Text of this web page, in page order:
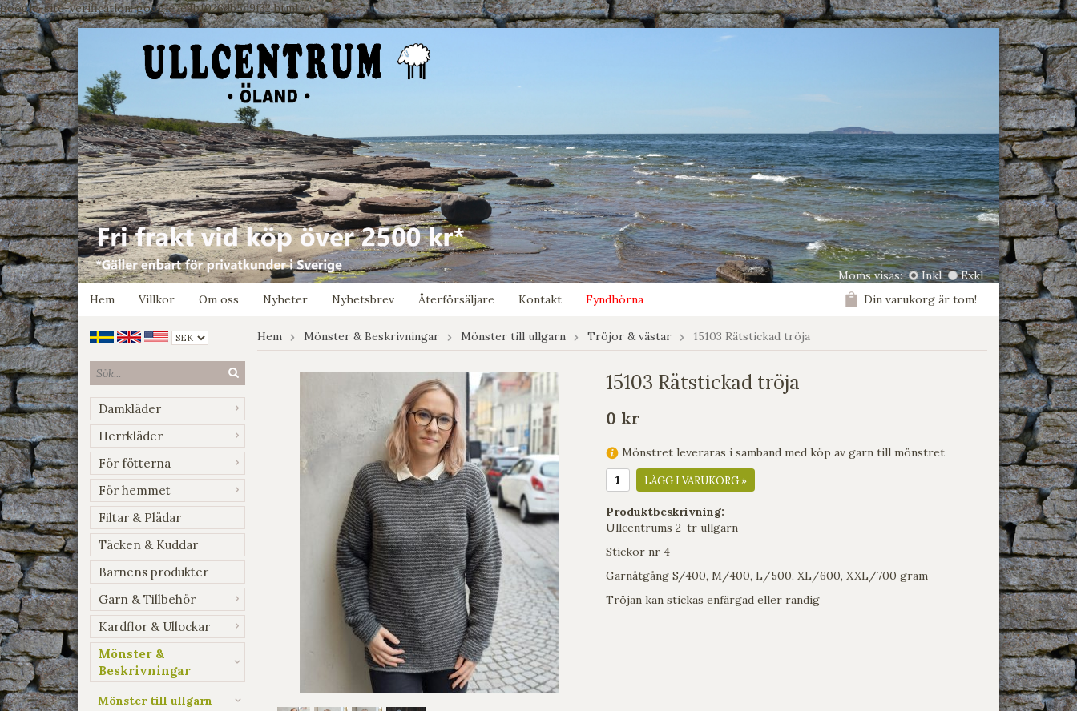
google-site-verification: google7e4b1026db5d9f32.html
Moms visas: Inkl
Exkl
Hem
Villkor Om oss Nyheter Nyhetsbrev Återförsäljare Kontakt Fyndhörna Din varukorg är tom!
Damkläder
Herrkläder
För fötterna
För hemmet
Filtar & Plädar
Täcken & Kuddar
Barnens produkter
Garn & Tillbehör
Kardflor & Ullockar
Mönster &
Beskrivningar
Mönster till ullgarn
Hem Mönster & Beskrivningar Mönster till ullgarn Tröjor & västar 15103 Rätstickad tröja
15103 Rätstickad tröja
0 kr
Mönstret leveraras i samband med köp av garn till mönstret
LÄGG I VARUKORG »
Produktbeskrivning:
Ullcentrums 2-tr ullgarn
Stickor nr 4
Garnåtgång S/400, M/400, L/500, XL/600, XXL/700 gram
Tröjan kan stickas enfärgad eller randig